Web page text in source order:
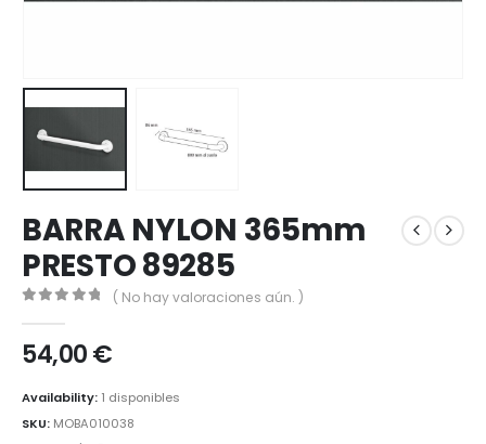
BARRA NYLON 365mm
PRESTO 89285
( No hay valoraciones aún. )
54,00€
Availability: 1 disponibles
SKU: MOBA010038